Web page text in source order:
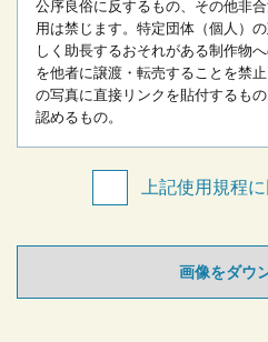
公序良俗に反するもの、その他非
用は禁じます。 特定団体（個人）
しく助長するおそれがある制作物へ
を他者に譲渡・転売することを禁止
の写真に直接リンクを貼付するもの
認めるもの。
上記使用規程に
画像をダウ